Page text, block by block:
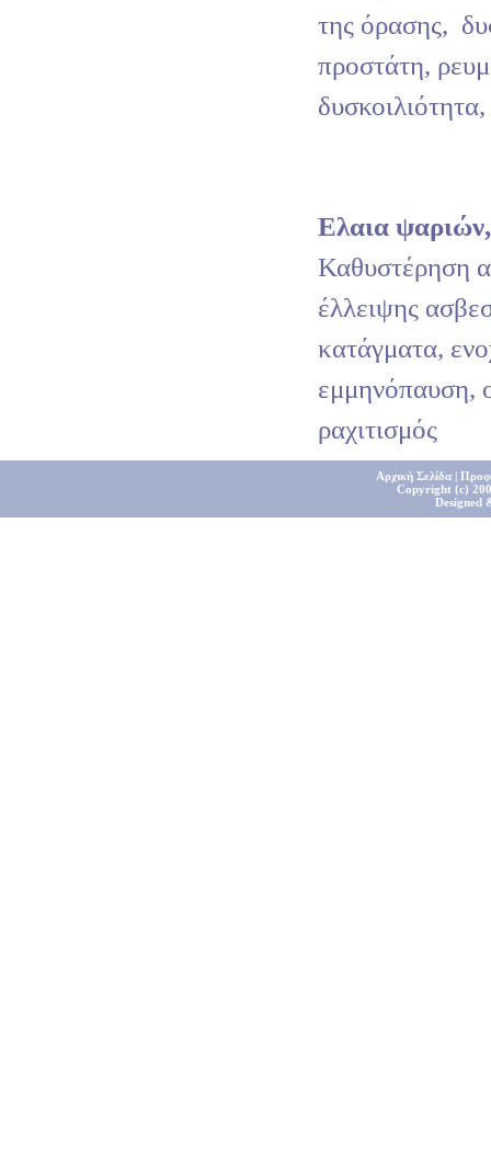
της όρασης,
προστάτη,
Ελαια
Καθυστέρηση
έλλειψης
κατάγματα,
εμμηνόπαυση,
ραχιτισμός
Αρχική Σελίδα|
Copyright (c)
Designed